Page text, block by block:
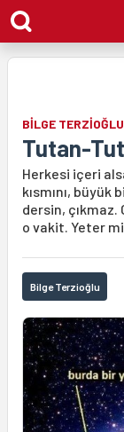
BİLGE
Tutan-
Herkesi içeri
kısmını, büyük
dersin,
o vakit. Yeter
Bilge Terzioğlu